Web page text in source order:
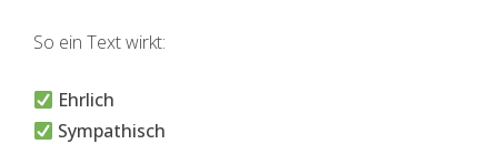
So ein Text wirkt:
Ehrlich
Sympathisch